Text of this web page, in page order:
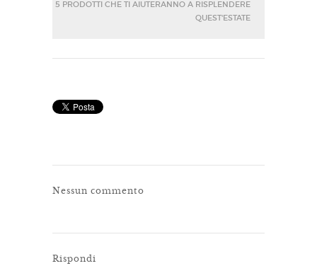
5 PRODOTTI CHE TI AIUTERANNO A RISPLENDERE
QUEST'ESTATE
Nessun commento
Rispondi